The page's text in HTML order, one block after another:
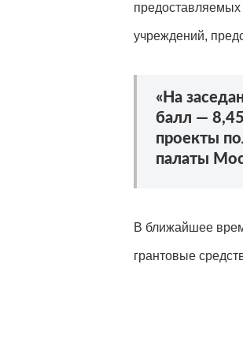
учреждений,
«На
балл —
проекты
палаты
В ближайшее
грантовые